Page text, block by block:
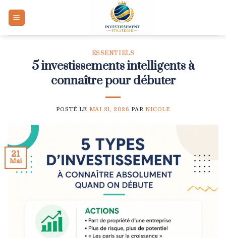
ESSENTIELS
5 investissements intelligents à
connaître pour débuter
POSTÉ LE MAI 21, 2026 PAR NICOLE
21
Mai